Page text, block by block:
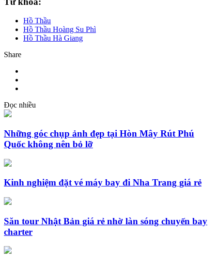
Hồ Thầu
Hồ Thầu Hoàng Su Phì
Hồ Thầu Hà Giang
Share
Đọc nhiều
Những góc chụp ảnh đẹp tại Hòn Mây Rút Phú
Quốc không nên bỏ lỡ
Kinh nghiệm đặt vé máy bay đi Nha Trang giá rẻ
Săn tour Nhật Bản giá rẻ nhờ làn sóng chuyến bay
charter